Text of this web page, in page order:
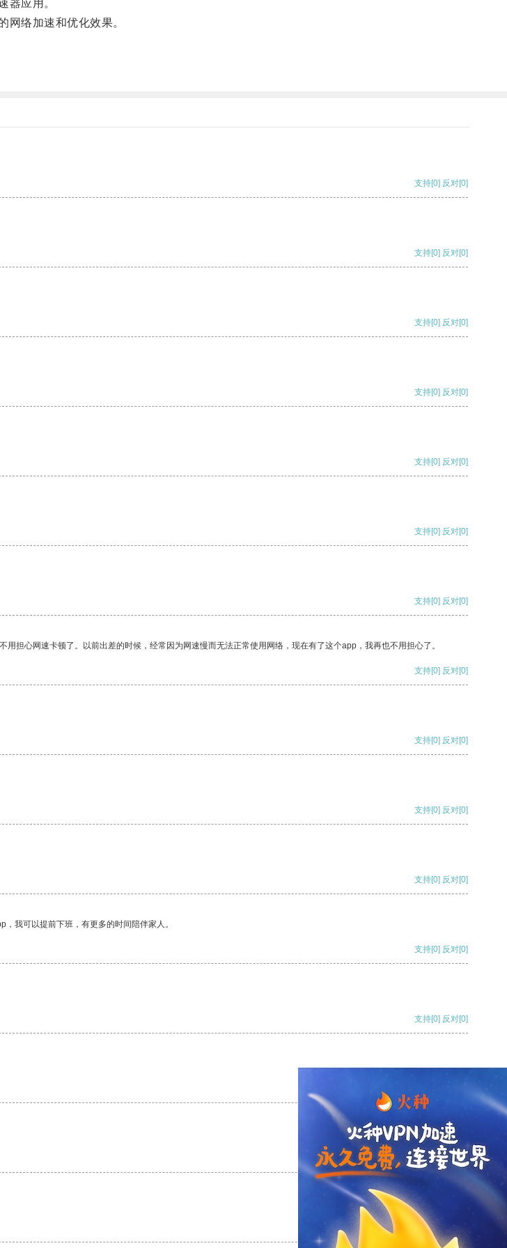
应用。
络加速和优化效果。
支持[0] 反对[0]
支持[0] 反对[0]
支持[0] 反对[0]
支持[0] 反对[0]
支持[0] 反对[0]
支持[0] 反对[0]
支持[0] 反对[0]
担心网速卡顿了。以前出差的时候，经常因为网速慢而无法正常使用网络，现在有了这个app，我再也不用担心了。
支持[0] 反对[0]
支持[0] 反对[0]
支持[0] 反对[0]
支持[0] 反对[0]
我可以提前下班，有更多的时间陪伴家人。
支持[0] 反对[0]
支持[0] 反对[0]
支持 [0] 反对[0]
支持[0] 反对